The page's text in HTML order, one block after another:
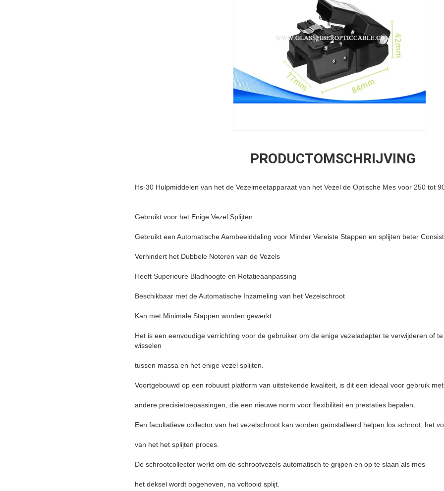
PRODUCTOMSCHRIJVING
Hs-30 Hulpmiddelen van het de Vezelmeetapparaat van het Vezel de Optische Mes voor 250 tot
Gebruikt voor het Enige Vezel Splijten
Gebruikt een Automatische Aambeelddaling voor Minder Vereiste Stappen en splijten beter
Verhindert het Dubbele Noteren van de Vezels
Heeft Superieure Bladhoogte en Rotatieaanpassing
Beschikbaar met de Automatische Inzameling van het Vezelschroot
Kan met Minimale Stappen worden gewerkt
Het is een eenvoudige verrichting voor de gebruiker om de enige vezeladapter te verwijderen of
wisselen
tussen massa en het enige vezel splijten.
Voortgebouwd op een robuust platform van uitstekende kwaliteit, is dit een ideaal voor gebruik
andere precisietoepassingen, die een nieuwe norm voor flexibiliteit en prestaties bepalen.
Een facultatieve collector van het vezelschroot kan worden geïnstalleerd helpen los schroot, het
van het het splijten proces.
De schrootcollector werkt om de schrootvezels automatisch te grijpen en op te slaan als mes
het deksel wordt opgeheven, na voltooid splijt.